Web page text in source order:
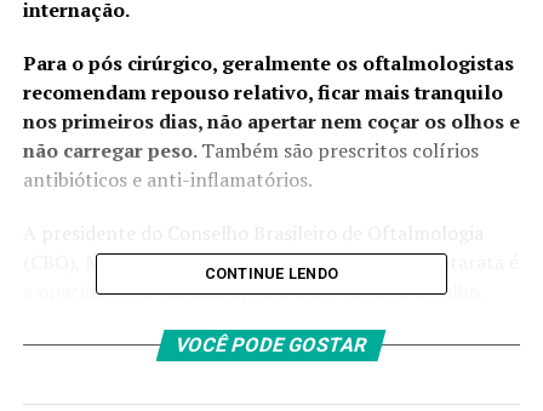
internação.
Para o pós cirúrgico, geralmente os oftalmologistas
recomendam repouso relativo, ficar mais tranquilo
nos primeiros dias, não apertar nem coçar os olhos e
não carregar peso.Também são prescritos colírios
antibióticos e anti-inflamatórios.
(CBO), Maria Auxiliadora Frazão, explica que a catarata é
a opacidade do cristalino, uma lente natural do olho.
atrapalhar a visão. Com a cirurgia, o cristalino é
CONTINUE LENDO
VOCÊ PODE GOSTAR